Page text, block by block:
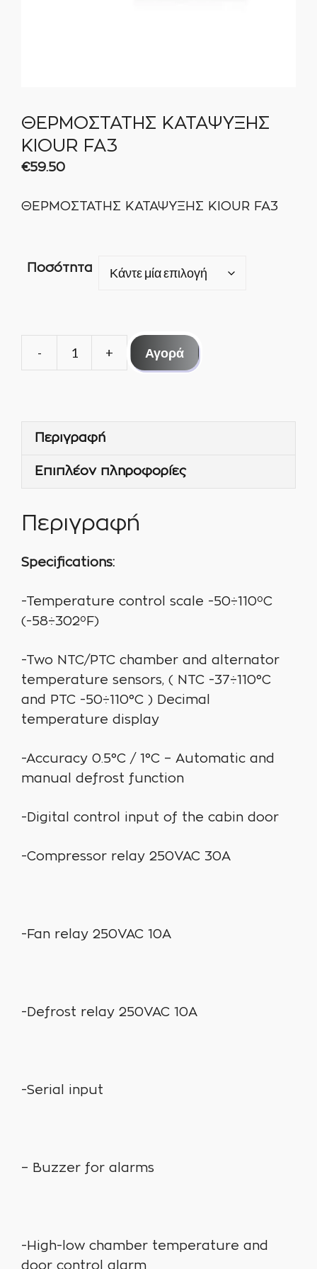
ΘΕΡΜΟΣΤΑΤΗΣ ΚΑΤΑΨΥΞΗΣ
KIOUR FA3
€59.50
ΘΕΡΜΟΣΤΑΤΗΣ ΚΑΤΑΨΥΞΗΣ KIOUR FA3
Ποσότητα
ΘΕΡΜΟΣΤΑΤΗΣ
FA3
Αγορά
Περιγραφή
Επιπλέον πληροφορίες
Περιγραφή
Specifications:
-Temperature control scale -50÷110ºC
(-58÷302ºF)
-Two NTC/PTC chamber and alternator
temperature sensors, ( NTC -37÷110°C
and PTC -50÷110°C ) Decimal
temperature display
-Accuracy 0.5°C / 1°C – Automatic and
manual defrost function
-Digital control input of the cabin door
-Compressor relay 250VAC 30A
-Fan relay 250VAC 10A
-Defrost relay 250VAC 10A
-Serial input
– Buzzer for alarms
-High-low chamber temperature and
door control alarm